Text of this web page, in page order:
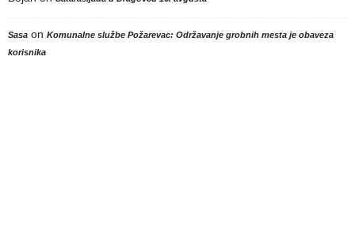
Sasa on Komunalne službe Požarevac: Održavanje grobnih mesta je obaveza
korisnika